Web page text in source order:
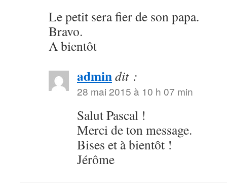
Le petit sera fier de son papa.
Bravo.
A bientôt
admindit :
28 mai 2015 à 10 h 07 min
Salut Pascal !
Merci de ton message.
Bises et à bientôt !
Jérôme